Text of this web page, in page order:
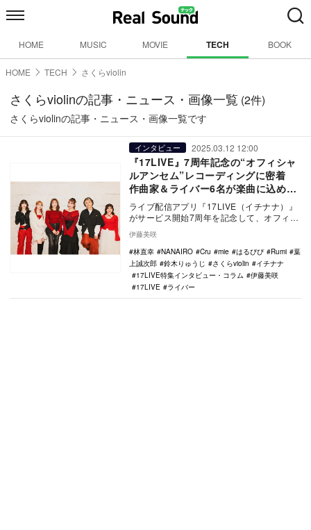
HOME MUSIC MOVIE TECH BOOK
HOME TECH さくらviolin
さくらviolinの記事・ニュース・画像一覧 (2件)
さくらviolinの記事・ニュース・画像一覧です
インタビュー 2025.03.12 12:00
『17LIVE』7周年記念の“オフィシャ
ルアンセム”レコーディングに密着
作曲家＆ライバー6名が楽曲に込めた
想いとは？
ライブ配信アプリ『17LIVE（イチナナ）』
がサービス開始7周年を記念して、オフィシ
ャルアンセムソング「NANAIRO」を制作
し…
伊藤美咲
林直幸
NANAIRO Cru mie はるぴぴ Rumi
葉
上誠次郎
鈴木りゅうじ さくらviolin
イチナナ
17LIVE特集インタビュー・コラム
伊藤美咲
17LIVE
ライバー